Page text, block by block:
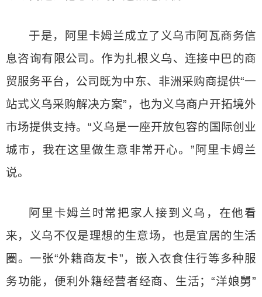
于是，阿里卡姆兰成立了义乌市阿瓦商务信
息咨询有限公司。作为扎根义乌、连接中巴的商
贸服务平台，公司既为中东、非洲采购商提供“一
站式义乌采购解决方案”，也为义乌商户开拓境外
市场提供支持。“义乌是一座开放包容的国际创业
城市，我在这里做生意非常开心。”阿里卡姆兰
说。
阿里卡姆兰时常把家人接到义乌，在他看
来，义乌不仅是理想的生意场，也是宜居的生活
圈。一张“外籍商友卡”，嵌入衣食住行等多种服
务功能，便利外籍经营者经商、生活；“洋娘舅”